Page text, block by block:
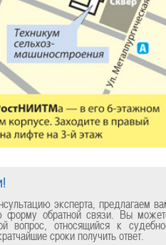
эксперта, предлагаем
форму обратной связи. Вы
вопрос, относящийся к
сроки получить ответ.